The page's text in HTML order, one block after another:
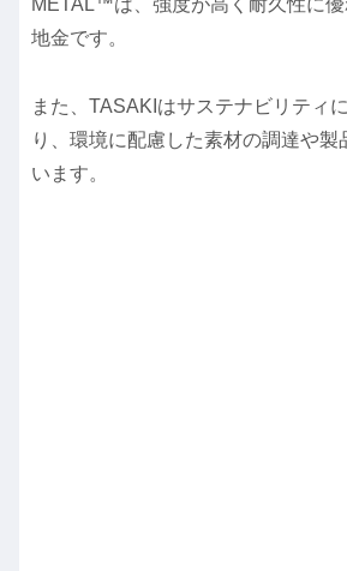
地金です。
また、TASAKIはサステナビリティ
り、環境に配慮した素材の調達や製
います。